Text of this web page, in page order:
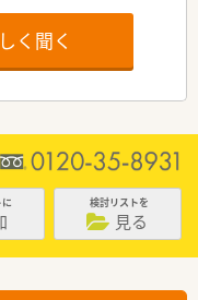
く聞く
検討リストを
見る